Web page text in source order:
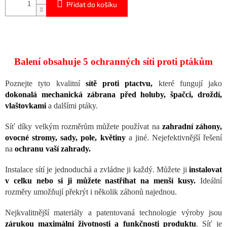
Přidat do košíku
Balení obsahuje 5 ochranných síti proti ptákům
Poznejte tyto kvalitní sítě proti ptactvu, které fungují jako
dokonalá mechanická zábrana před holuby, špačci, droždí,
vlaštovkami a dalšími ptáky.
Síť díky velkým rozměrům můžete používat na zahradní záhony,
ovocné stromy, sady, pole, květinya jiné. Nejefektivnější řešení
na ochranu vaší zahrady.
Instalace sítí je jednoduchá a zvládne ji každý. Můžete ji instalovat
v celku nebo si ji můžete nastříhat na menší kusy. Ideální
rozměry umožňují překrýt i několik záhonů najednou.
Nejkvalitnější materiály a patentovaná technologie výroby jsou
zárukou maximální životnosti a funkčnosti produktu. Síť je